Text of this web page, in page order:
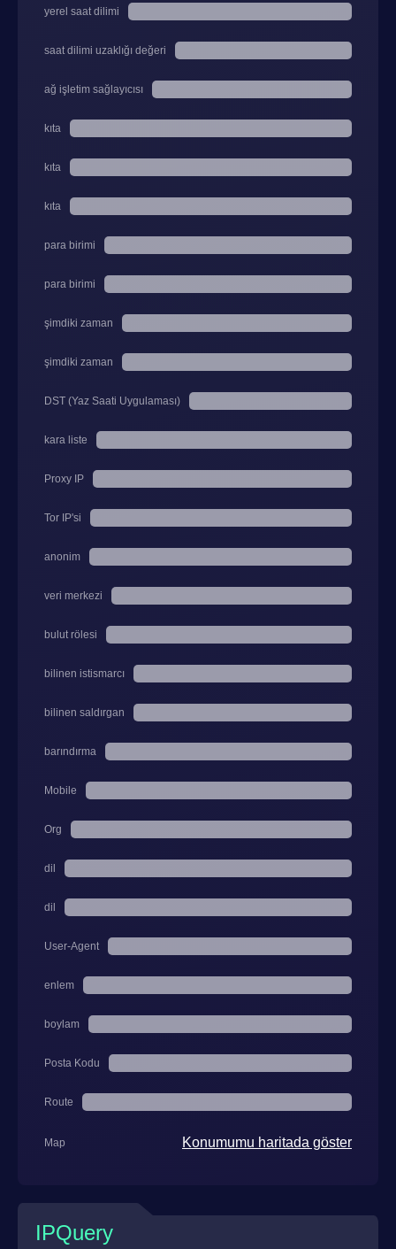
yerel saat dilimi
saat dilimi uzaklığı değeri
ağ işletim sağlayıcısı
kıta
kıta
kıta
para birimi
para birimi
şimdiki zaman
şimdiki zaman
DST (Yaz Saati Uygulaması)
kara liste
Proxy IP
Tor IP'si
anonim
veri merkezi
bulut rölesi
bilinen istismarcı
bilinen saldırgan
barındırma
Mobile
Org
dil
dil
User-Agent
enlem
boylam
Posta Kodu
Route
Map Konumumu haritada göster
IPQuery